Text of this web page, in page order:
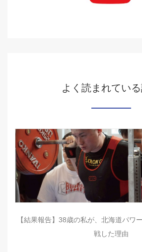
よく読まれてい
【結果報告】38歳の私が、北海道パワ
戦した理由